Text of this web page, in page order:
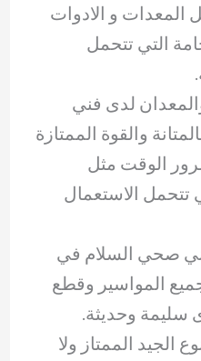
و الادوات
التي تتحمل
لدى فني
والقوة الممتازة
الوقت مثل
تتحمل الاستعمال
صحي السلام في
المواسير وقطع
سليمة وحديثة.
الجيد الممتاز ولا